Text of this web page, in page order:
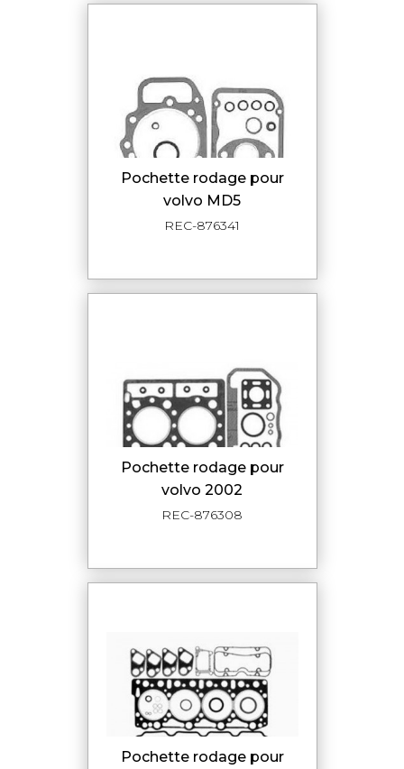
pochette rodage pour
volvo MD5
REC-876341
pochette rodage pour
volvo 2002
REC-876308
pochette rodage pour